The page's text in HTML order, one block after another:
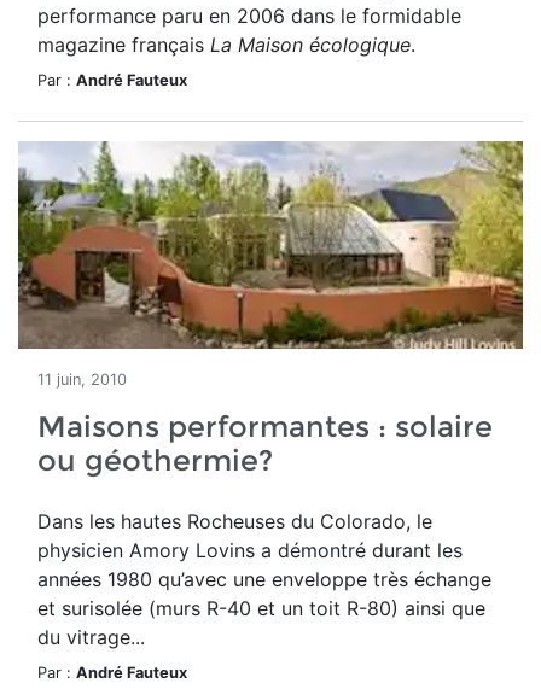
performance paru en 2006 dans le formidable
magazine français La Maison écologique.
Par : André Fauteux
11 juin, 2010
Maisons performantes : solaire
ou géothermie?
Dans les hautes Rocheuses du Colorado, le
physicien Amory Lovins a démontré durant les
années 1980 qu’avec une enveloppe très échange
et surisolée (murs R-40 et un toit R-80) ainsi que
du vitrage...
Par : André Fauteux